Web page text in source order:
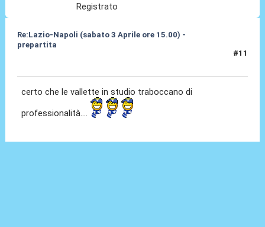
Registrato
Re:Lazio-Napoli (sabato 3 Aprile ore 15.00) -
prepartita
#11
certo che le vallette in studio traboccano di
professionalità....